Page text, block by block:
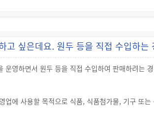
운수업, 광업: 상시근로자 10인 미만 업체)
고 싶은데요. 원두 등을 직접 수입하
영하면서 원두 등을 직접 수입하여 판매하려는
에 사용할 목적으로 식품, 식품첨가물, 기구 또